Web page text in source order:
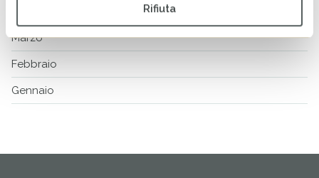
Rifiuta
Marzo
Febbraio
Gennaio